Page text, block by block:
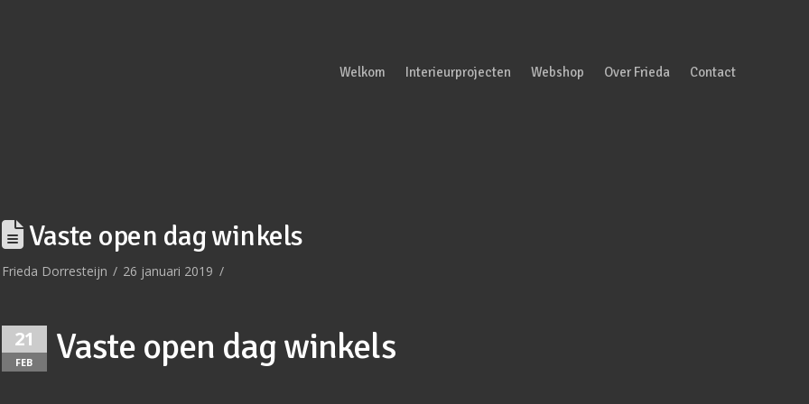
Welkom Interieurprojecten Webshop Over Frieda Contact
Vaste open dag winkels
Frieda Dorresteijn 26 januari 2019
21
FEB Vaste open dag winkels